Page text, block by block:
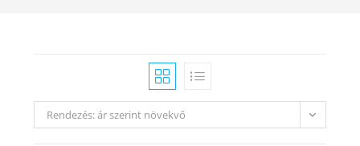
Rendezés: ár szerint növekvő